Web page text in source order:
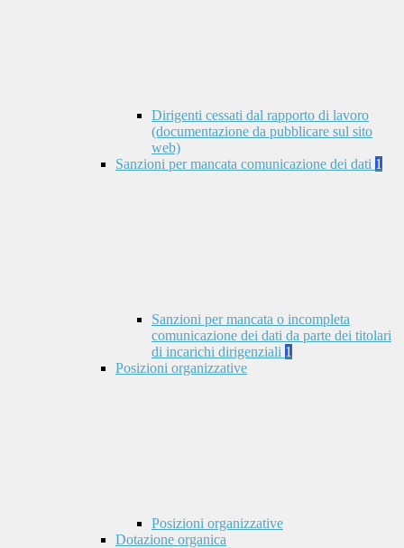
Dirigenti cessati dal rapporto di lavoro
(documentazione da pubblicare sul sito
web)
Sanzioni per mancata comunicazione dei dati 1
Sanzioni per mancata o incompleta
comunicazione dei dati da parte dei titolari
di incarichi dirigenziali 1
Posizioni organizzative
Posizioni organizzative
Dotazione organica